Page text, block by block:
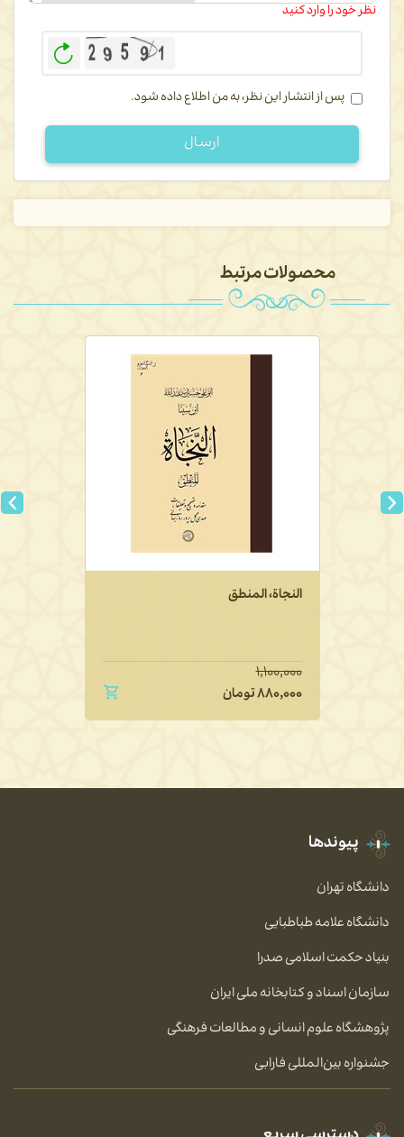
نظر خود را وارد کنید
پس از انتشار این نظر، به من اطلاع داده شود.
ارسال
محصولات مرتبط
النجاة، المنطق
۱,۱۰۰,۰۰۰
۸۸۰,۰۰۰تومان
پیوندها
دانشگاه تهران
دانشگاه علامه طباطبایی
بنیاد حکمت اسلامی صدرا
سازمان اسناد و کتابخانه ملی ایران
پژوهشگاه علوم انسانی و مطالعات فرهنگی
جشنواره بین‌المللی فارابی